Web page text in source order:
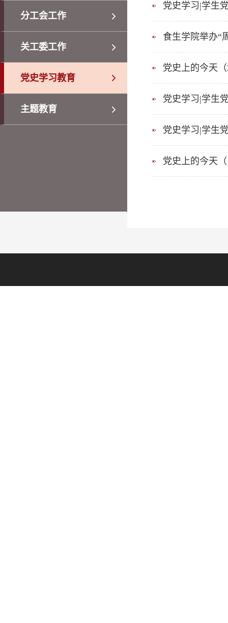
分工会工作
关工委工作
党史学习教育
主题教育
党史学习|学生
食生学院举办“
党史上的今天
党史学习|学生
党史学习|学生
党史上的今天